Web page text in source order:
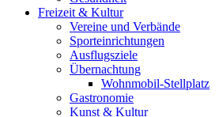
Freizeit & Kultur
Vereine und Verbände
Sporteinrichtungen
Ausflugsziele
Übernachtung
Wohnmobil-Stellplatz
Gastronomie
Kunst & Kultur